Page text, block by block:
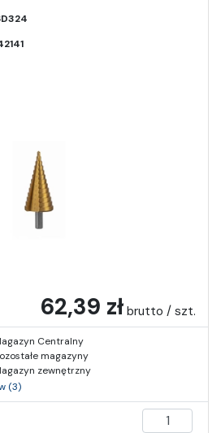
62,39 zł brutto / szt.
Centralny
magazyny
zewnętrzny
(3)